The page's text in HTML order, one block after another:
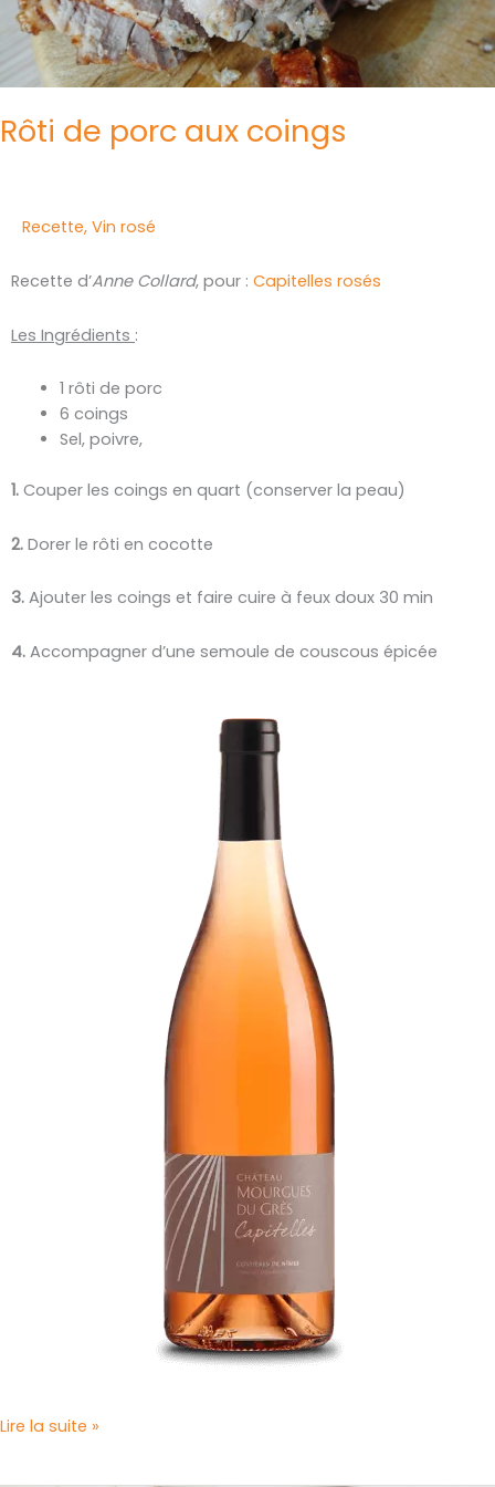
Rôti de porc aux coings
Recette, Vin rosé
Recette d’Anne Collard, pour : Capitelles rosés
Les Ingrédients :
1 rôti de porc
6 coings
Sel, poivre,
1. Couper les coings en quart (conserver la peau)
2. Dorer le rôti en cocotte
3. Ajouter les coings et faire cuire à feux doux 30 min
4. Accompagner d’une semoule de couscous épicée
Lire la suite »